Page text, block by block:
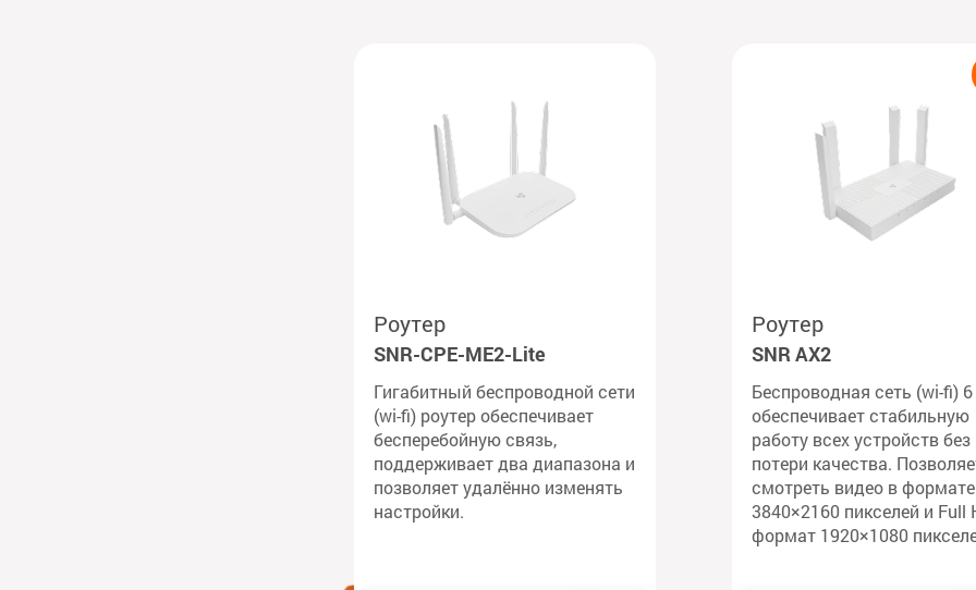
Роутер
SNR-CPE-ME2-Lite
Гигабитный беспроводной сети
(wi-fi) роутер обеспечивает
бесперебойную связь,
поддерживает два диапазона и
позволяет удалённо изменять
настройки.
Роутер
SNR AX2
Беспроводная сеть (wi-fi) 6
обеспечивает стабильную
работу всех устройств без
потери качества.
смотреть видео в формате
3840×2160 пикселей и Full
формат 1920×1080